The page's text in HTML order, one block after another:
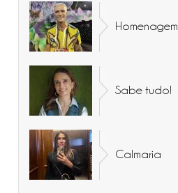
Homenagem
Sabe tudo!
Calmaria